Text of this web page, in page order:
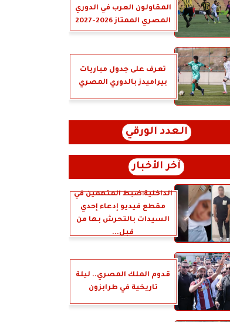
المقاولون العرب في الدوري
المصري الممتاز 2026-2027
تعرف على جدول مباريات
بيراميدز بالدوري المصري
العدد الورقي
آخر الأخبار
الداخلية:ضبط المتهمين في
مقطع فيديو إدعاء إحدي
السيدات بالتحرش بها من
قبل...
قدوم الملك المصري.. ليلة
تاريخية في طرابزون